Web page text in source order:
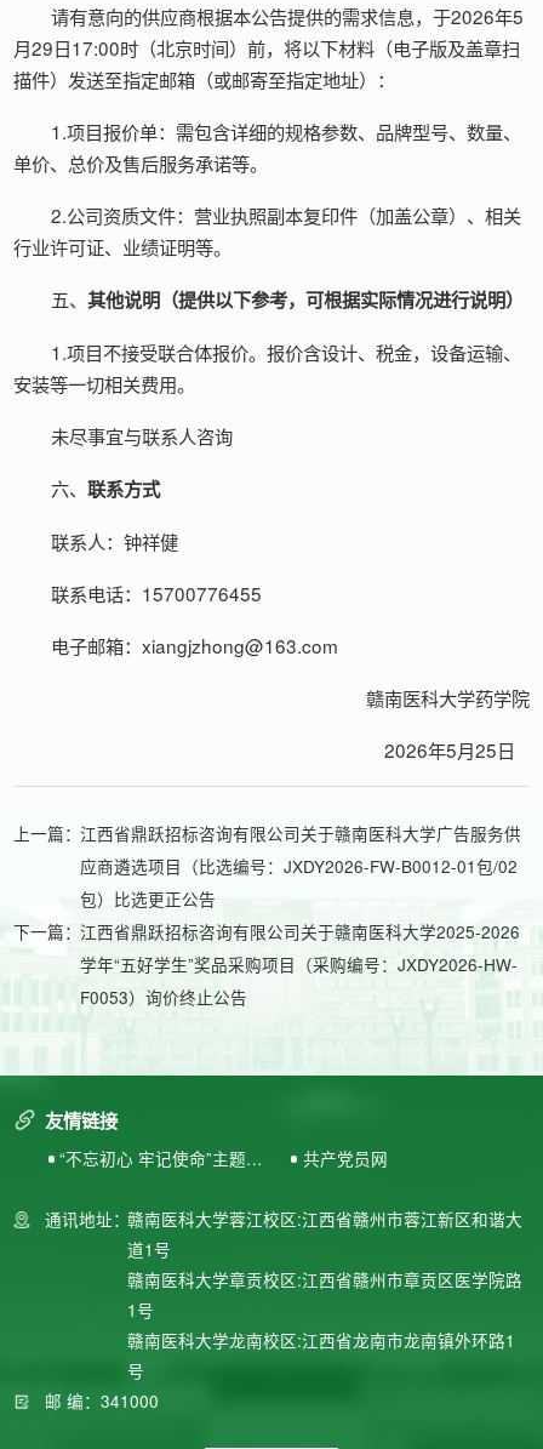
请有意向的供应商根据本公告提供的需求信息，于2026年5
月29日17:00时（北京时间）前，将以下材料（电子版及盖章扫
描件）发送至指定邮箱（或邮寄至指定地址）：
1.项目报价单：需包含详细的规格参数、品牌型号、数量、
单价、总价及售后服务承诺等。
2.公司资质文件：营业执照副本复印件（加盖公章）、相关
行业许可证、业绩证明等。
五、 其他说明（提供以下参考，可根据实际情况进行说明）
1.项目不接受联合体报价。报价含设计、税金，设备运输、
安装等一切相关费用。
未尽事宜与联系人咨询
六、 联系方式
联系人：钟祥健
联系电话：15700776455
电子邮箱：xiangjzhong@163.com
赣南医科大学药学院
2026年5月25日
上一篇：江西省鼎跃招标咨询有限公司关于赣南医科大学广告服务供
应商遴选项目（比选编号：JXDY2026-FW-B0012-01包/02
包）比选更正公告
下一篇：江西省鼎跃招标咨询有限公司关于赣南医科大学2025-2026
学年“五好学生”奖品采购项目（采购编号：JXDY2026-HW-
F0053）询价终止公告
友情链接
“不忘初心 牢记使命”主题教
共产党员网
通讯地址：赣南医科大学蓉江校区:江西省赣州市蓉江新区和谐大
道1号
赣南医科大学章贡校区:江西省赣州市章贡区医学院路
1号
赣南医科大学龙南校区:江西省龙南市龙南镇外环路1
号
邮 编：341000